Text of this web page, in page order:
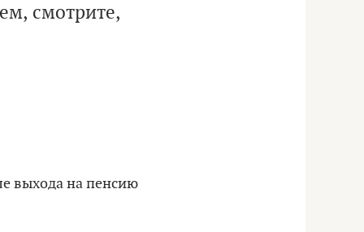
смотрите,
выхода на пенсию